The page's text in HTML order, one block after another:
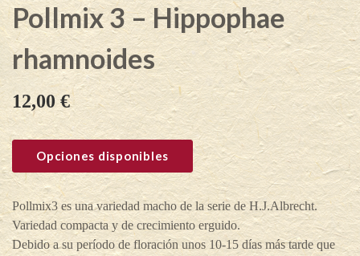
Pollmix 3 – Hippophae
rhamnoides
12,00€
Opciones disponibles
Pollmix3 es una variedad macho de la serie de H.J.Albrecht.
Variedad compacta y de crecimiento erguido.
Debido a su período de floración unos 10-15 días más tarde que